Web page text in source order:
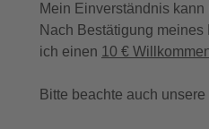
Mein Einverständnis
Nach Bestätigung
ich einen 10 €
Bitte beachte auch unsere